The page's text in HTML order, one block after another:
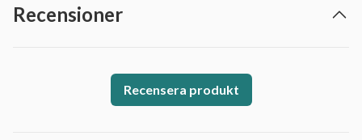
Recensioner
Recensera produkt